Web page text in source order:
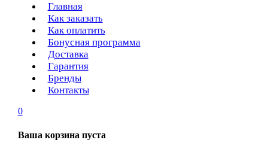
Главная
Как заказать
Как оплатить
Бонусная программа
Доставка
Гарантия
Бренды
Контакты
0
Ваша корзина пуста